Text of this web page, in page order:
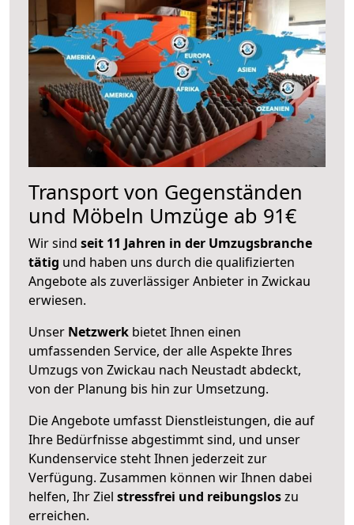
Transport von Gegenständen
und Möbeln Umzüge ab 91€
Wir sind seit 11 Jahren in der Umzugsbranche
tätig und haben uns durch die qualifizierten
Angebote als zuverlässiger Anbieter in Zwickau
erwiesen.
Unser Netzwerk bietet Ihnen einen
umfassenden Service, der alle Aspekte Ihres
Umzugs von Zwickau nach Neustadt abdeckt,
von der Planung bis hin zur Umsetzung.
Die Angebote umfasst Dienstleistungen, die auf
Ihre Bedürfnisse abgestimmt sind, und unser
Kundenservice steht Ihnen jederzeit zur
Verfügung. Zusammen können wir Ihnen dabei
helfen, Ihr Ziel stressfrei und reibungsloszu
erreichen.